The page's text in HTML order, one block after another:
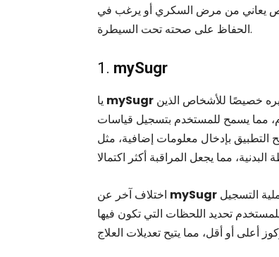
شخص يعاني من مرض السكري أو يرغب في
الحفاظ على صحته تحت السيطرة.
1. mySugr
mySugr
مما يسمح للمستخدم بتسجيل قياسات
بإدخال معلومات إضافية، مثل
mySugr
تحديد اللحظات التي تكون فيها